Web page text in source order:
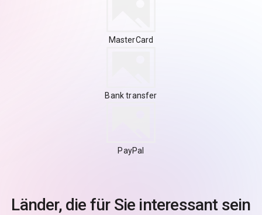
MasterCard
Bank transfer
PayPal
Länder, die für Sie interessant sein